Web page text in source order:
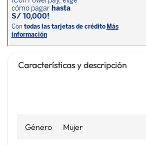
Características y descripción
Género Mujer